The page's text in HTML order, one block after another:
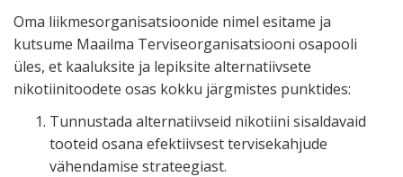
Oma liikmesorganisatsioonide nimel esitame ja
kutsume Maailma Terviseorganisatsiooni osapooli
üles, et kaaluksite ja lepiksite alternatiivsete
nikotiinitoodete osas kokku järgmistes punktides:
Tunnustada alternatiivseid nikotiini sisaldavaid
tooteid osana efektiivsest tervisekahjude
vähendamise strateegiast.